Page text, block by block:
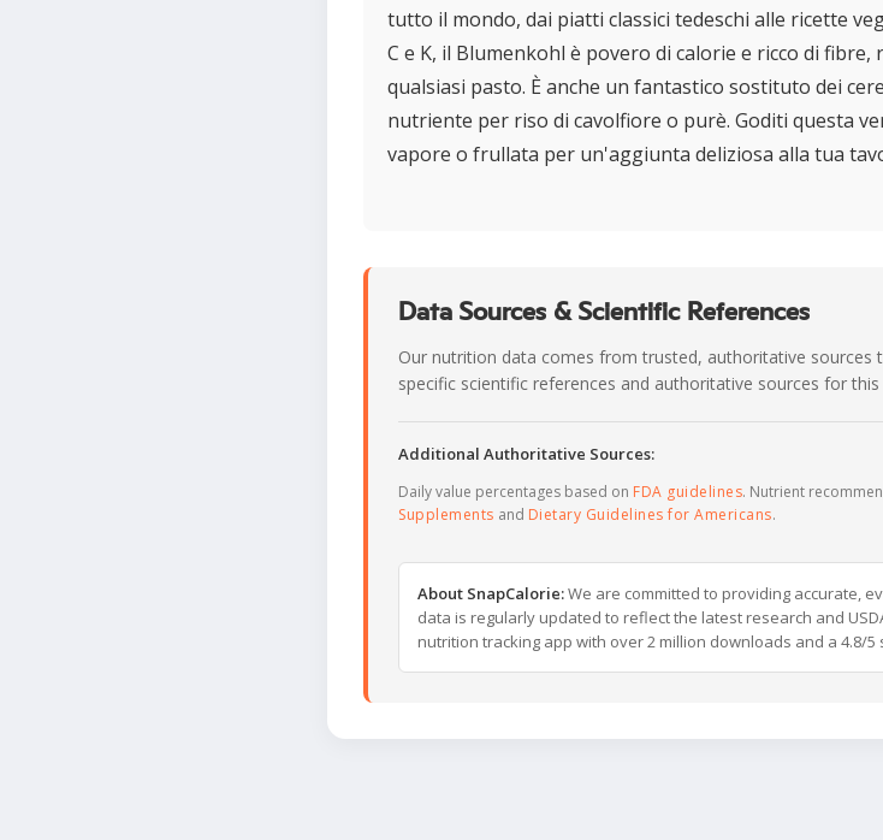
tutto il mondo, dai piatti classici tedeschi alle ricette
C e K, il Blumenkohl è povero di calorie e ricco di
qualsiasi pasto. È anche un fantastico sostituto dei
nutriente per riso di cavolfiore o purè. Goditi questa
vapore o frullata per un'aggiunta deliziosa alla tua
Data Sources & Scientific References
Our nutrition data comes from trusted, authoritative sources
specific scientific references and authoritative sources for
Additional Authoritative Sources:
Daily value percentages based on FDA guidelines. Nutrient
Supplements and Dietary Guidelines for Americans.
About SnapCalorie:We are committed to providing accurate,
data is regularly updated to reflect the latest research and
nutrition tracking app with over 2 million downloads and a 4.8/5